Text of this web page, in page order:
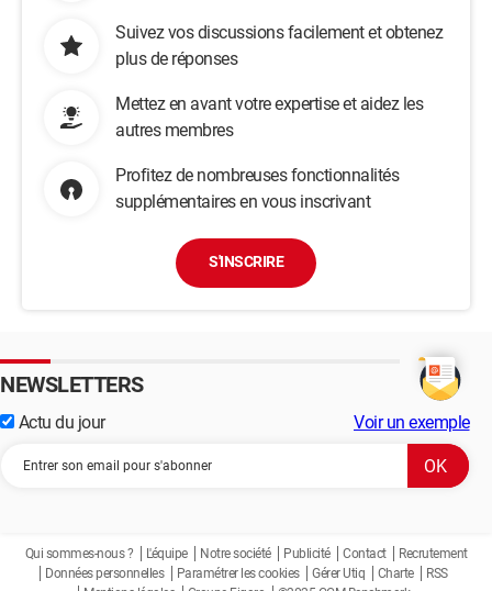
Suivez vos discussions facilement et obtenez
plus de réponses
Mettez en avant votre expertise et aidez les
autres membres
Profitez de nombreuses fonctionnalités
supplémentaires en vous inscrivant
S'INSCRIRE
NEWSLETTERS
Actu du jour Voir un exemple
Qui sommes-nous ? L'équipe Notre société Publicité Contact
Recrutement
Données personnelles
Paramétrer les cookies Gérer Utiq Charte
RSS